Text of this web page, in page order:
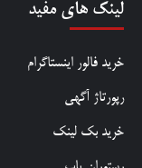
لینک های مفید
خرید فالور اینستاگرام
رپورتاژ آگهی
خرید بک لینک